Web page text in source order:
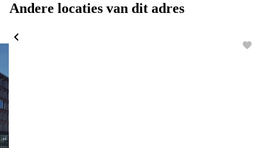
Andere locaties van dit adres